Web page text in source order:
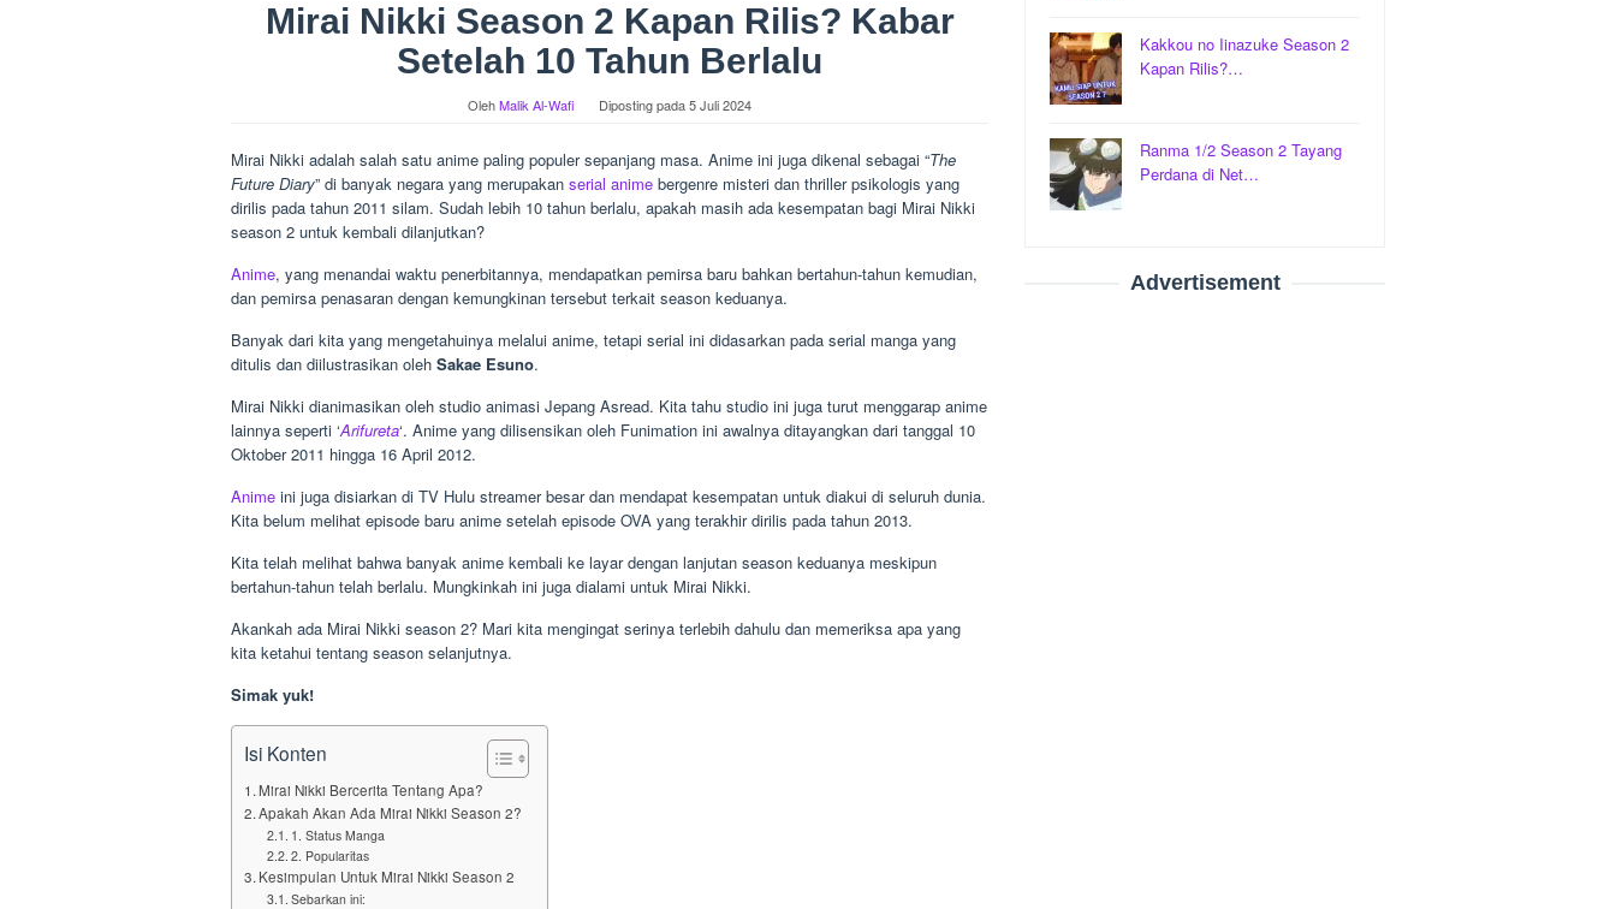
Mirai Nikki Season 2 Kapan Rilis? Kabar
Setelah 10 Tahun Berlalu
OlehMalik Al-Wafi Diposting pada5 Juli 2024
Mirai Nikki adalah salah satu anime paling populer sepanjang masa. Anime ini juga dikenal sebagai “The
Future Diary” di banyak negara yang merupakan serial anime bergenre misteri dan thriller psikologis yang
dirilis pada tahun 2011 silam. Sudah lebih 10 tahun berlalu, apakah masih ada kesempatan bagi Mirai Nikki
season 2 untuk kembali dilanjutkan?
Anime, yang menandai waktu penerbitannya, mendapatkan pemirsa baru bahkan bertahun-tahun kemudian,
dan pemirsa penasaran dengan kemungkinan tersebut terkait season keduanya.
Banyak dari kita yang mengetahuinya melalui anime, tetapi serial ini didasarkan pada serial manga yang
ditulis dan diilustrasikan oleh Sakae Esuno.
Mirai Nikki dianimasikan oleh studio animasi Jepang Asread. Kita tahu studio ini juga turut menggarap anime
lainnya seperti ‘Arifureta‘. Anime yang dilisensikan oleh Funimation ini awalnya ditayangkan dari tanggal 10
Oktober 2011 hingga 16 April 2012.
Anime ini juga disiarkan di TV Hulu streamer besar dan mendapat kesempatan untuk diakui di seluruh dunia.
Kita belum melihat episode baru anime setelah episode OVA yang terakhir dirilis pada tahun 2013.
Kita telah melihat bahwa banyak anime kembali ke layar dengan lanjutan season keduanya meskipun
bertahun-tahun telah berlalu. Mungkinkah ini juga dialami untuk Mirai Nikki.
Akankah ada Mirai Nikki season 2? Mari kita mengingat serinya terlebih dahulu dan memeriksa apa yang
kita ketahui tentang season selanjutnya.
Simak yuk!
Isi Konten
Mirai Nikki Bercerita Tentang Apa?
Apakah Akan Ada Mirai Nikki Season 2?
1. Status Manga
2. Popularitas
Kesimpulan Untuk Mirai Nikki Season 2
Sebarkan ini:
Kakkou no Iinazuke Season 2
Kapan Rilis?…
Ranma 1/2 Season 2 Tayang
Perdana di Net…
Advertisement